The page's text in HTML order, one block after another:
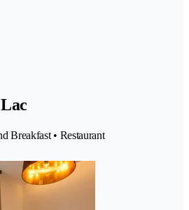
Breakfast • Restaurant